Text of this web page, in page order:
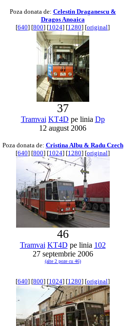
Poza donata de: Celestin Draganescu &
Dragos Anoaica
[640] [800] [1024] [1280] [original]
37
Tramvai KT4D pe linia Dp
12 august 2006
Poza donata de: Cristina Albu & Radu Czech
[640] [800] [1024] [1280] [original]
46
Tramvai KT4D pe linia 102
27 septembrie 2006
(alte 2 poze cu 46)
[640] [800] [1024] [1280] [original]